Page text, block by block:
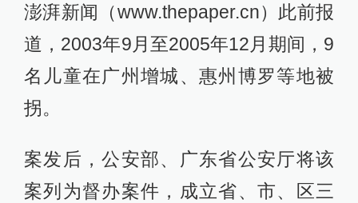
澎湃新闻（www.thepaper.cn）此前报
道，2003年9月至2005年12月期间，9
名儿童在广州增城、惠州博罗等地被
拐。
案发后，公安部、广东省公安厅将该
案列为督办案件，成立省、市、区三